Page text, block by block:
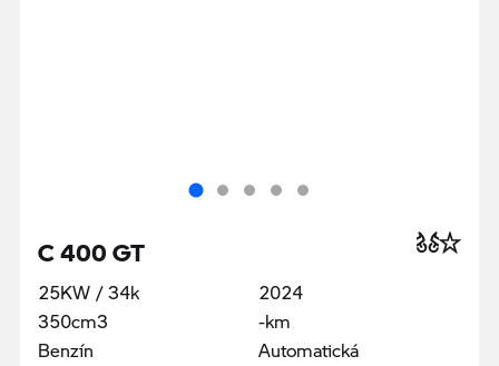
C 400 GT
25KW / 34k
350cm3
Benzín
2024
-km
Automatická